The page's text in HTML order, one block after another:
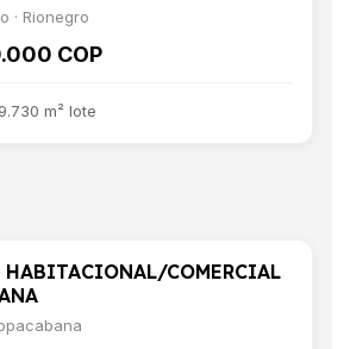
· Rionegro
COP
9.730 m² lote
TERRENO
HABITACIONAL/COMERCIAL